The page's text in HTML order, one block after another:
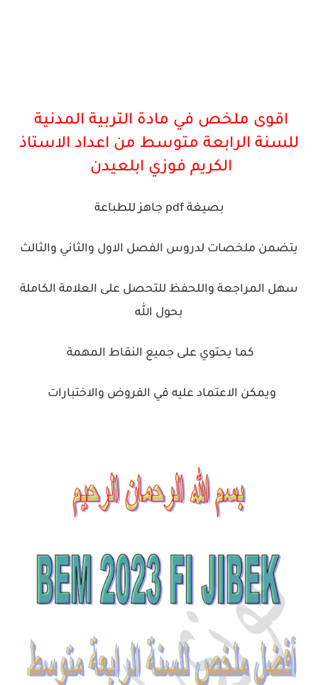
اقوى ملخص في مادة التربية المدنية
للسنة الرابعة متوسط من اعداد الاستاذ
الكريم فوزي ابلعيدن
بصيغة pdf جاهز للطباعة
يتضمن ملخصات لدروس الفصل الاول والثاني والثالث
سهل المراجعة واللحفظ للتحصل على العلامة الكاملة
بحول الله
كما يحتوي على جميع النقاط المهمة
ويمكن الاعتماد عليه في الفروض والاختبارات